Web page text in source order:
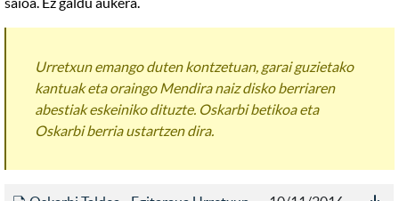
Urretxun emango duten kontzetuan, garai guzietako
kantuak eta oraingo Mendira naiz disko berriaren
abestiak eskeiniko dituzte. Oskarbi betikoa eta
Oskarbi berria ustartzen dira.